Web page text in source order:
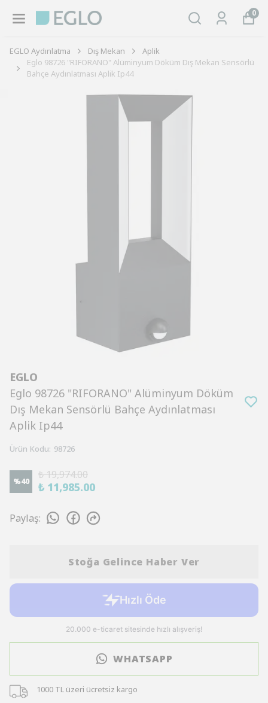
0
EGLO Aydınlatma Dış Mekan
Aplik
Eglo 98726 "RIFORANO" Alüminyum Döküm Dış Mekan Sensörlü
Bahçe Aydınlatması Aplik Ip44
EGLO
Eglo 98726 "RIFORANO" Alüminyum Döküm
Dış Mekan Sensörlü Bahçe Aydınlatması
Aplik Ip44
Ürün Kodu: 98726
%40
₺ 19,974.00
₺ 11,985.00
Paylaş:
Stoğa Gelince Haber Ver
WHATSAPP
1000 TL üzeri ücretsiz kargo